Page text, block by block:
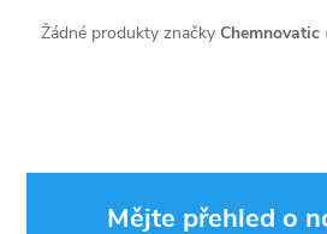
Žádné produkty značkyChemnovatic
Mějte přehled o